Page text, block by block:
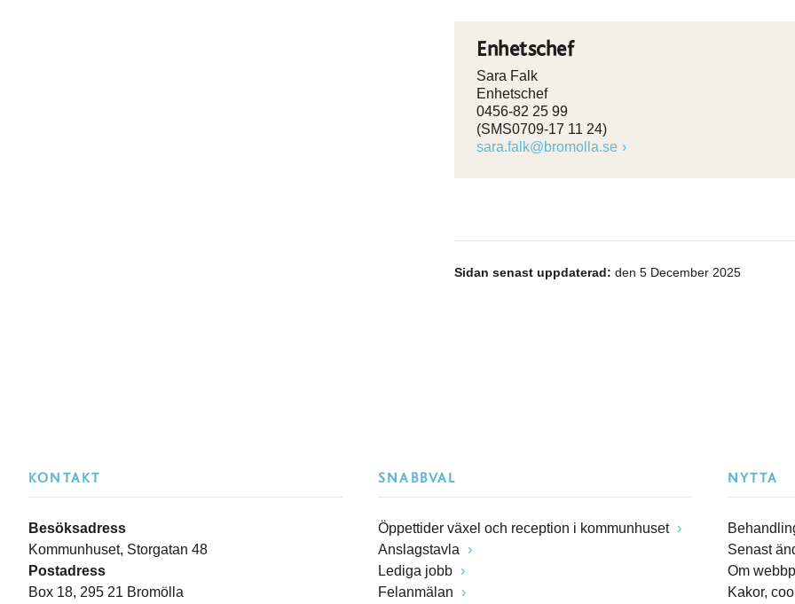
Enhetschef
Sara Falk
Enhetschef
0456-82 25 99
(SMS0709-17 11 24)
sara.falk@bromolla.se
Sidan senast uppdaterad: den 5 December 2025
KONTAKT
Besöksadress
Kommunhuset, Storgatan 48
Postadress
Box 18, 295 21 Bromölla
SNABBVAL
Öppettider växel och reception i kommunhuset
Anslagstavla
Lediga jobb
Felanmälan
NYTTA
Senast
Om
Kakor,